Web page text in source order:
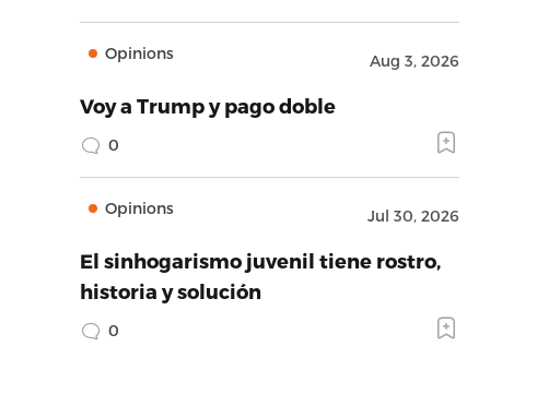
Opinions Aug 3, 2026
Voy a Trump y pago doble
0
Opinions Jul 30, 2026
El sinhogarismo juvenil tiene rostro,
historia y solución
0